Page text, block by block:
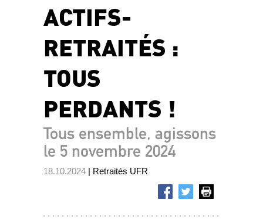
ACTIFS-
RETRAITÉS :
TOUS
PERDANTS !
Tous ensemble, agissons
le 5 novembre 2024
18.10.2024 | Retraités UFR